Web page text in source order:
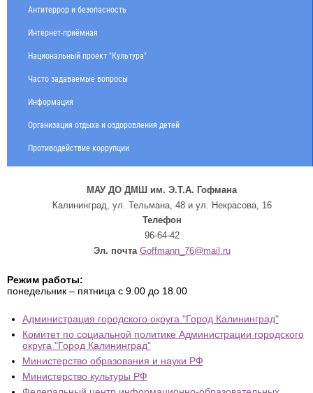
Антитеррор и безопасность
Интернет-приёмная
Национальный проект "Культура"
Часто задаваемые вопросы
Информация
Организация отдыха и оздоровления детей
Противодействие коррупции
МАУ ДО ДМШ им. Э.Т.А. Гофмана
Калининград, ул. Тельмана, 48 и ул. Некрасова, 16
Телефон
96-64-42
Эл. почта Goffmann_76@mail.ru
Режим работы:
понедельник – пятница с 9.00 до 18.00
Администрация городского округа "Город Калининград"
Комитет по социальной политике Администрации городского
округа "Город Калининград"
Министерство образования и науки РФ
Министерство культуры РФ